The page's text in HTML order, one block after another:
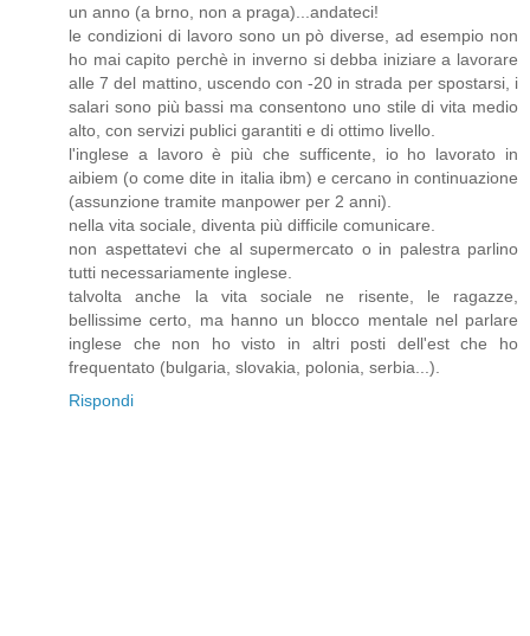
un anno (a brno, non a praga)...andateci!
le condizioni di lavoro sono un pò diverse, ad esempio non
ho mai capito perchè in inverno si debba iniziare a lavorare
alle 7 del mattino, uscendo con -20 in strada per spostarsi, i
salari sono più bassi ma consentono uno stile di vita medio
alto, con servizi publici garantiti e di ottimo livello.
l'inglese a lavoro è più che sufficente, io ho lavorato in
aibiem (o come dite in italia ibm) e cercano in continuazione
(assunzione tramite manpower per 2 anni).
nella vita sociale, diventa più difficile comunicare.
non aspettatevi che al supermercato o in palestra parlino
tutti necessariamente inglese.
talvolta anche la vita sociale ne risente, le ragazze,
bellissime certo, ma hanno un blocco mentale nel parlare
inglese che non ho visto in altri posti dell'est che ho
frequentato (bulgaria, slovakia, polonia, serbia...).
Rispondi